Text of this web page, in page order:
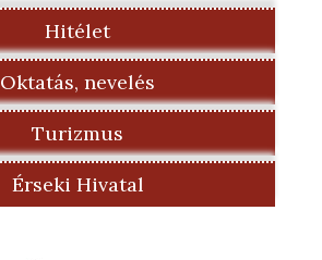
Hitélet
Oktatás, nevelés
Turizmus
Érseki Hivatal